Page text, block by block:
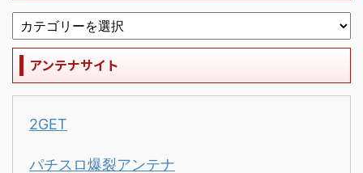
アンテナサイト
2GET
パチスロ爆裂アンテナ